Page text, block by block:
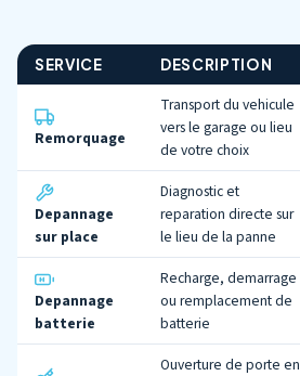
SERVICE DESCRIPTION
Remorquage
Transport du vehicule
vers le garage ou lieu
de votre choix
Depannage
sur place
Diagnostic et
reparation directe sur
le lieu de la panne
Depannage
batterie
Recharge, demarrage
ou remplacement de
batterie
Ouverture de porte en